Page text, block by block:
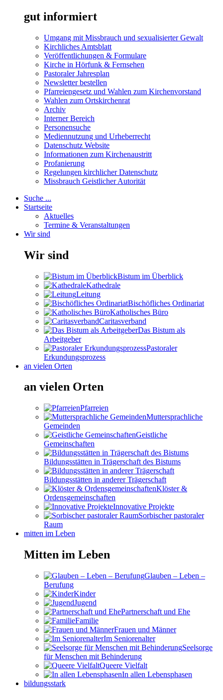
gut informiert
Umgang mit Missbrauch und sexualisierter Gewalt
Kirchliches Amtsblatt
Veröffentlichungen & Formulare
Kirche in Hörfunk & Fernsehen
Pastoraler Jahresplan
Newsletter bestellen
Pfarreiengesetz und Wahlen zum Kirchenvorstand
Wahlen zum Ortskirchenrat
Archiv
Interner Bereich
Personensuche
Mediennutzung und Urheberrecht
Datenschutz Website
Informationen zum Kirchenaustritt
Profanierung
Regelungen kirchlicher Datenschutz
Missbrauch Geistlicher Autorität
Suche ...
Startseite
Aktuelles
Termine & Veranstaltungen
Wir sind
Wir sind
Bistum im Überblick
Kathedrale
Leitung
Bischöfliches Ordinariat
Katholisches Büro
Caritasverband
Das Bistum als
Arbeitgeber
Pastoraler
Erkundungsprozess
an vielen Orten
an vielen Orten
Pfarreien
Muttersprachliche
Gemeinden
Geistliche
Gemeinschaften
Bildungsstätten in Trägerschaft des Bistums
Bildungsstätten in anderer Trägerschaft
Klöster &
Ordensgemeinschaften
Innovative Projekte
Sorbischer pastoraler
Raum
mitten im Leben
Mitten im Leben
Glauben – Leben –
Berufung
Kinder
Jugend
Partnerschaft und Ehe
Familie
Frauen und Männer
Im Seniorenalter
Seelsorge
für Menschen mit Behinderung
Queere Vielfalt
In allen Lebensphasen
bildungsstark